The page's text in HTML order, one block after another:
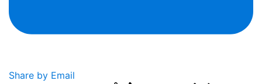
Share by Email